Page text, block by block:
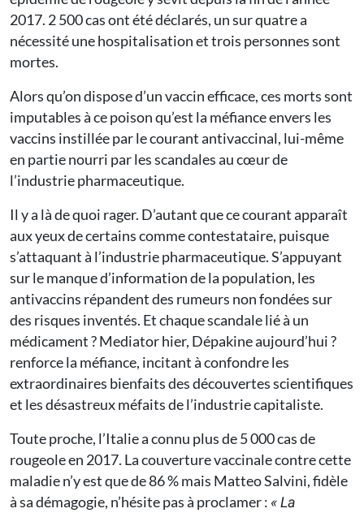
2017. 2 500 cas ont été déclarés, un sur quatre a
nécessité une hospitalisation et trois personnes sont
mortes.
Alors qu’on dispose d’un vaccin efficace, ces morts sont
imputables à ce poison qu’est la méfiance envers les
vaccins instillée par le courant antivaccinal, lui-même
en partie nourri par les scandales au cœur de
l’industrie pharmaceutique.
Il y a là de quoi rager. D’autant que ce courant apparaît
aux yeux de certains comme contestataire, puisque
s’attaquant à l’industrie pharmaceutique. S’appuyant
sur le manque d’information de la population, les
antivaccins répandent des rumeurs non fondées sur
des risques inventés. Et chaque scandale lié à un
médicament ? Mediator hier, Dépakine aujourd’hui ?
renforce la méfiance, incitant à confondre les
extraordinaires bienfaits des découvertes scientifiques
et les désastreux méfaits de l’industrie capitaliste.
Toute proche, l’Italie a connu plus de 5 000 cas de
rougeole en 2017. La couverture vaccinale contre cette
maladie n’y est que de 86 % mais Matteo Salvini, fidèle
à sa démagogie, n’hésite pas à proclamer : « La